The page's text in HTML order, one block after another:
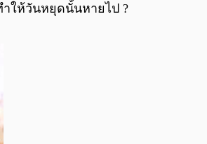
ำให้วันหยุดนั้นหายไป ?‍